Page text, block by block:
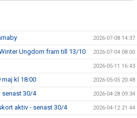
2026-07-08 14:37
Ungdom fram till 13/10 2026-07-04 08:00
2026-05-11 16:43
kl 18:00 2026-05-05 20:48
senast 30/4 2026-04-28 09:34
aktiv - senast 30/4 2026-04-12 21:44